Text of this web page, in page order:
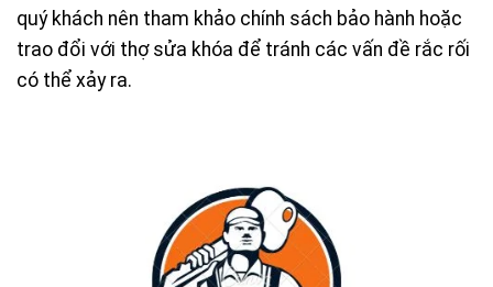
quý khách nên tham khảo chính sách bảo hành hoặc
trao đổi với thợ sửa khóa để tránh các vấn đề rắc rối
có thể xảy ra.